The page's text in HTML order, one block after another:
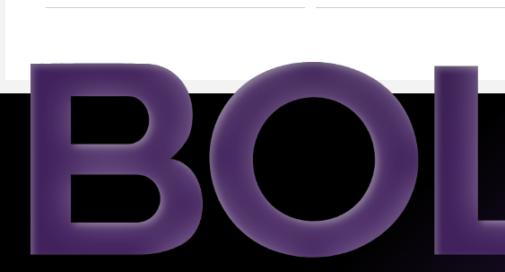
• Plein de carburant
Véhicule visible uniquement sur rendez-vous
(¹) Tarifs applicables pour les véhicules particuliers 2 roues motrices d’une valeur
+ 4 Pneux hiver sur jantes